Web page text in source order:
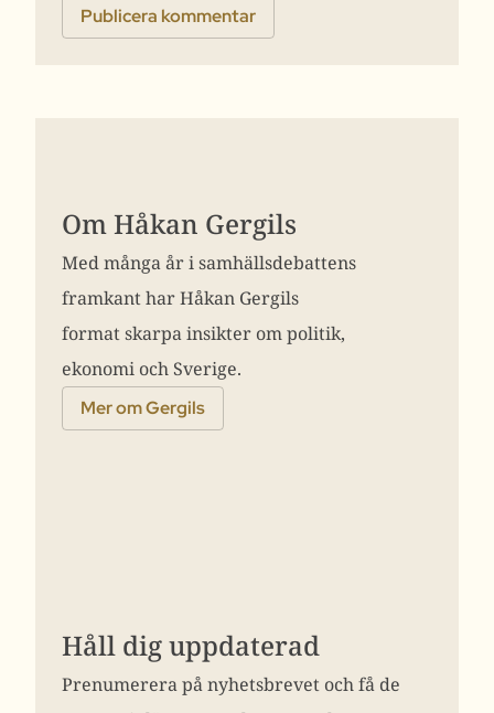
Om Håkan Gergils
Med många år i samhällsdebattens
framkant har Håkan Gergils
format skarpa insikter om politik,
ekonomi och Sverige.
Mer om Gergils
Håll dig uppdaterad
Prenumerera på nyhetsbrevet och få de